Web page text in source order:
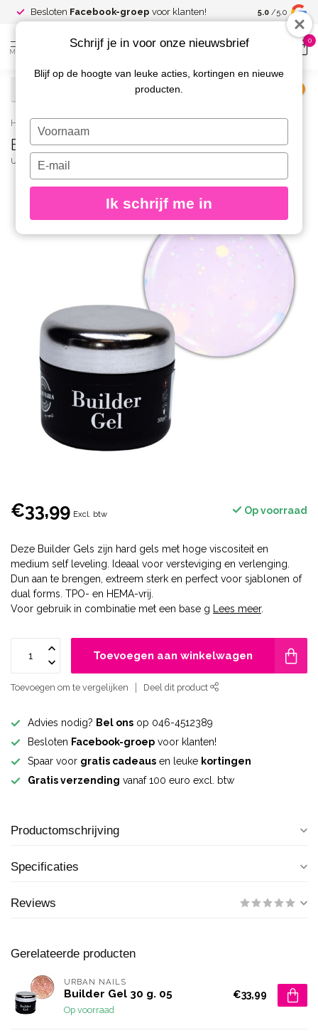
Besloten Facebook-groep voor klanten! Spaar voor
kortingen
5.0 /5.0
MENU
0
Home / Builder Gel 30 g. 08
Builder Gel 30 g. 08
URBAN NAILS
€33,99 Excl. btw Op voorraad
Deze Builder Gels zijn hard gels met hoge viscositeit en
medium self leveling. Ideaal voor versteviging en verlenging.
Dun aan te brengen, extreem sterk en perfect voor sjablonen of
dual forms. TPO- en HEMA-vrij.
Voor gebruik in combinatie met een base g
Lees meer.
Toevoegen aan winkelwagen
Toevoegen om te vergelijken Deel dit product
Advies nodig? Bel ons op 046-4512389
Besloten Facebook-groep voor klanten!
Spaar voor gratis cadeaus en leuke kortingen
Gratis verzending vanaf 100 euro excl. btw
Productomschrijving
Specificaties
Reviews
Gerelateerde producten
URBAN NAILS
Builder Gel 30 g. 05
Op voorraad
€33,99
Schrijf je in voor onze nieuwsbrief
Blijf op de hoogte van leuke acties, kortingen en nieuwe
producten.
Typ
je
naam
Typ
je
e-
in
Ik schrijf me in